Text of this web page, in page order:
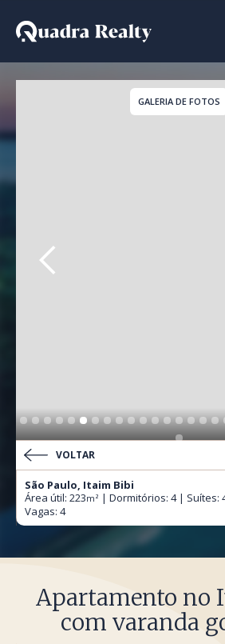
Apartamento
GALERIA DE FOTOS
VOLTAR
São Paulo, Itaim Bibi
Área útil: 223m² | Dormitórios: 4 | Suítes:
Vagas: 4
Apartamento no
com varanda